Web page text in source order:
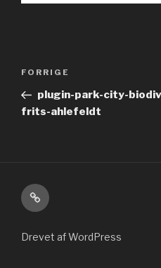
Forrige
indlæg
FORRIGE
plugin-park-city-
frits-ahlefeldt
Kontakt
Drevet af WordPress